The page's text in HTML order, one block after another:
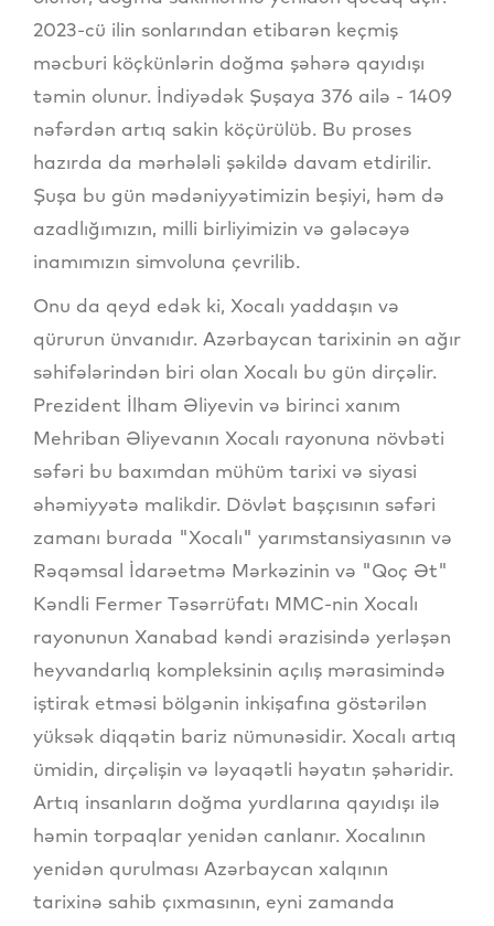
2023-cü ilin sonlarından etibarən keçmiş
məcburi köçkünlərin doğma şəhərə qayıdışı
təmin olunur. İndiyədək Şuşaya 376 ailə - 1409
nəfərdən artıq sakin köçürülüb. Bu proses
hazırda da mərhələli şəkildə davam etdirilir.
Şuşa bu gün mədəniyyətimizin beşiyi, həm də
azadlığımızın, milli birliyimizin və gələcəyə
inamımızın simvoluna çevrilib.
Onu da qeyd edək ki, Xocalı yaddaşın və
qürurun ünvanıdır. Azərbaycan tarixinin ən ağır
səhifələrindən biri olan Xocalı bu gün dirçəlir.
Prezident İlham Əliyevin və birinci xanım
Mehriban Əliyevanın Xocalı rayonuna növbəti
səfəri bu baxımdan mühüm tarixi və siyasi
əhəmiyyətə malikdir. Dövlət başçısının səfəri
zamanı burada "Xocalı" yarımstansiyasının və
Rəqəmsal İdarəetmə Mərkəzinin və "Qoç Ət"
Kəndli Fermer Təsərrüfatı MMC-nin Xocalı
rayonunun Xanabad kəndi ərazisində yerləşən
heyvandarlıq kompleksinin açılış mərasimində
iştirak etməsi bölgənin inkişafına göstərilən
yüksək diqqətin bariz nümunəsidir. Xocalı artıq
ümidin, dirçəlişin və ləyaqətli həyatın şəhəridir.
Artıq insanların doğma yurdlarına qayıdışı ilə
həmin torpaqlar yenidən canlanır. Xocalının
yenidən qurulması Azərbaycan xalqının
tarixinə sahib çıxmasının, eyni zamanda